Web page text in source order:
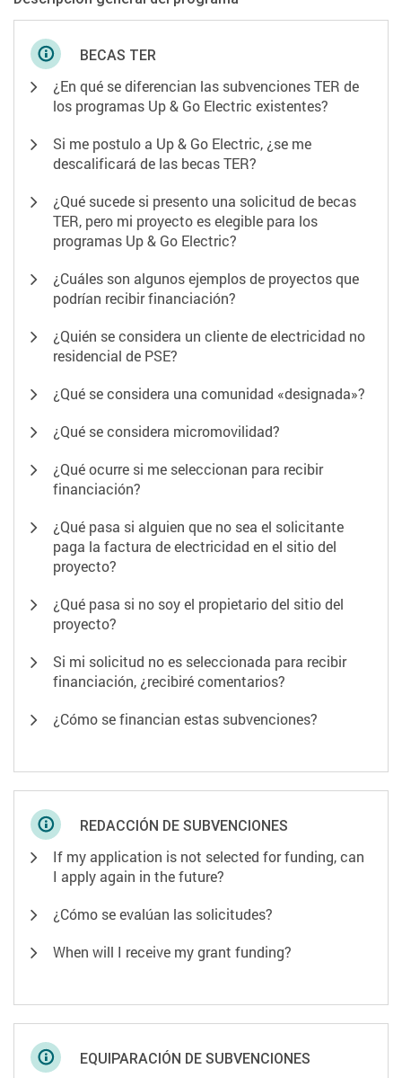
BECAS TER
¿En qué se diferencian las subvenciones TER de
los programas Up & Go Electric existentes?
Si me postulo a Up & Go Electric, ¿se me
descalificará de las becas TER?
¿Qué sucede si presento una solicitud de becas
TER, pero mi proyecto es elegible para los
programas Up & Go Electric?
¿Cuáles son algunos ejemplos de proyectos que
podrían recibir financiación?
¿Quién se considera un cliente de electricidad no
residencial de PSE?
¿Qué se considera una comunidad «designada»?
¿Qué se considera micromovilidad?
¿Qué ocurre si me seleccionan para recibir
financiación?
¿Qué pasa si alguien que no sea el solicitante
paga la factura de electricidad en el sitio del
proyecto?
¿Qué pasa si no soy el propietario del sitio del
proyecto?
Si mi solicitud no es seleccionada para recibir
financiación, ¿recibiré comentarios?
¿Cómo se financian estas subvenciones?
REDACCIÓN DE SUBVENCIONES
If my application is not selected for funding, can
I apply again in the future?
¿Cómo se evalúan las solicitudes?
When will I receive my grant funding?
EQUIPARACIÓN DE SUBVENCIONES